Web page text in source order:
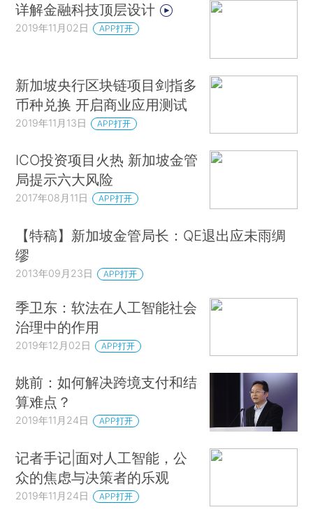
详解金融科技顶层设计
2019年11月02日 APP打开
新加坡央行区块链项目剑指多
币种兑换 开启商业应用测试
2019年11月13日 APP打开
ICO投资项目火热 新加坡金管
局提示六大风险
2017年08月11日 APP打开
【特稿】新加坡金管局长：QE退出应未雨绸
缪
2013年09月23日 APP打开
季卫东：软法在人工智能社会
治理中的作用
2019年12月02日 APP打开
姚前：如何解决跨境支付和结
算难点？
2019年11月24日 APP打开
记者手记|面对人工智能，公
众的焦虑与决策者的乐观
2019年11月24日 APP打开